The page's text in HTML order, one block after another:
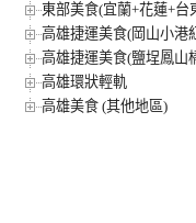
東部美食(宜蘭+花蓮+台
高雄捷運美食(岡山小港
高雄捷運美食(鹽埕鳳山
高雄環狀輕軌
高雄美食 (其他地區)